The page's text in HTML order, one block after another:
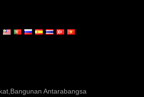
Antarabangsa